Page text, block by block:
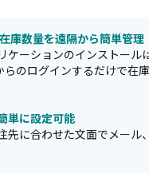
庫数量を遠隔から簡単管理
ケーションのインストール
らのログインするだけで在
単に設定可能
先に合わせた文面でメール